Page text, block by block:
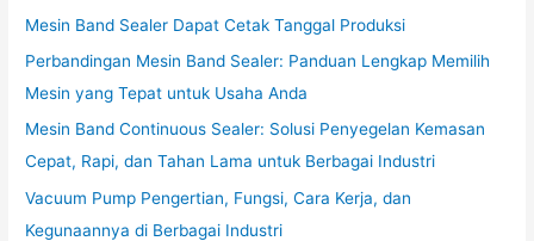
Mesin Band Sealer Dapat Cetak Tanggal Produksi
Perbandingan Mesin Band Sealer: Panduan Lengkap Memilih
Mesin yang Tepat untuk Usaha Anda
Mesin Band Continuous Sealer: Solusi Penyegelan Kemasan
Cepat, Rapi, dan Tahan Lama untuk Berbagai Industri
Vacuum Pump Pengertian, Fungsi, Cara Kerja, dan
Kegunaannya di Berbagai Industri